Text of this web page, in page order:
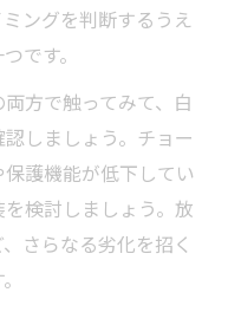
ット・デメリッ
けるべき理由
ぐタイミングとは
る理由
期の関係に迫る
ングを判断するうえ
です。
方で触ってみて、白
しましょう。チョー
護機能が低下してい
検討しましょう。放
さらなる劣化を招く